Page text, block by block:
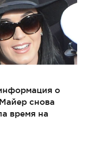
о
снова
время на